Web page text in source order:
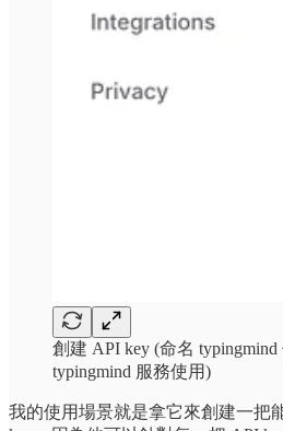
創建 API key (命名
typingmind 服務使用)
我的使用場景就是拿它來創建一把